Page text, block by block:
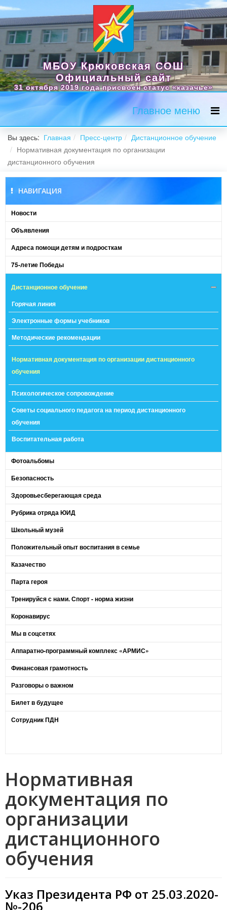
МБОУ Крюковская СОШ
Официальный сайт
31 октября 2019 года присвоен статус «казачье»
Главное меню
Вы здесь: Главная Пресс-центр
Дистанционное обучение
Нормативная документация по организации
дистанционного обучения
НАВИГАЦИЯ
Новости
Объявления
Адреса помощи детям и подросткам
75-летие Победы
Дистанционное обучение
Горячая линия
Электронные формы учебников
Методические рекомендации
Нормативная документация по организации дистанционного
обучения
Психологическое сопровождение
Советы социального педагога на период дистанционного
обучения
Воспитательная работа
Фотоальбомы
Безопасность
Здоровьесберегающая среда
Рубрика отряда ЮИД
Школьный музей
Положительный опыт воспитания в семье
Казачество
Парта героя
Тренируйся с нами. Спорт - норма жизни
Коронавирус
Мы в соцсетях
Аппаратно-программный комплекс «АРМИС»
Финансовая грамотность
Разговоры о важном
Билет в будущее
Сотрудник ПДН
Нормативная
документация по
организации
дистанционного
обучения
Указ Президента РФ от 25.03.2020-
№-206